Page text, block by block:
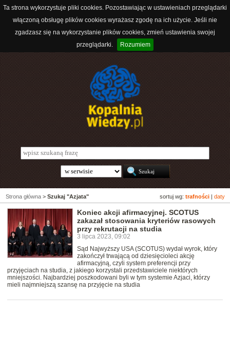
Ta strona wykorzystuje pliki cookies. Pozostawiając w ustawieniach przeglądarki
włączoną obsługę plików cookies wyrażasz zgodę na ich użycie. Jeśli nie
zgadzasz się na wykorzystanie plików cookies, zmień ustawienia swojej
przeglądarki.
Rozumiem
sortuj wg: trafności daty
Strona główna > Szukaj "Azjata"
Koniec akcji afirmacyjnej. SCOTUS
zakazał stosowania kryteriów rasowych
przy rekrutacji na studia
3 lipca 2023, 09:02
Sąd Najwyższy USA (SCOTUS) wydał wyrok, który
zakończył trwającą od dziesięcioleci akcję
afirmacyjną, czyli system preferencji przy
przyjęciach na studia, z jakiego korzystali przedstawiciele niektórych
mniejszości. Najbardziej poszkodowani byli w tym systemie Azjaci, którzy
mieli najmniejszą szansę na przyjęcie na studia